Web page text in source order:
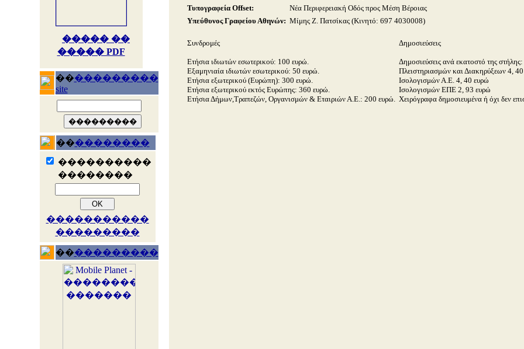
����� ��
����� PDF
�����������
site
����������
����������
��������
�����������
���������
�����������
Τυπογραφεία Offset:
Νέα Περιφερειακή Οδός προς Μέση Βέροιας
Υπεύθυνος Γραφείου Αθηνών: Μίμης Ζ. Πατσίκας (Κινητό: 697 4030008)
Συνδρομές
Ετήσια ιδιωτών εσωτερικού: 100 ευρώ.
Εξαμηνιαία ιδιωτών εσωτερικού: 50 ευρώ.
Ετήσια εξωτερικού (Ευρώπη): 300 ευρώ.
Ετήσια εξωτερικού εκτός Ευρώπης: 360 ευρώ.
Ετήσια Δήμων,Τραπεζών, Οργανισμών & Εταιριών Α.Ε.: 200 ευρώ.
Δημοσιεύσεις
Δημοσιεύσεις ανά εκατοστό της στήλης:
Πλειστηριασμών και Διακηρύξεων 4,
Ισολογισμών Α.Ε. 4, 40 ευρώ
Ισολογισμών ΕΠΕ 2, 93 ευρώ
Χειρόγραφα δημοσιευμένα ή όχι δεν